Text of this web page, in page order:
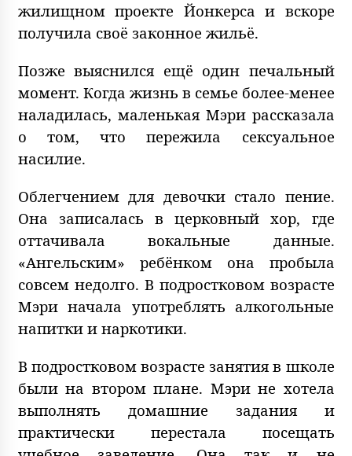
жилищном проекте Йонкерса и вскоре
получила своё законное жильё.
Позже выяснился ещё один печальный
момент. Когда жизнь в семье более-менее
наладилась, маленькая Мэри рассказала
о том, что пережила сексуальное
насилие.
Облегчением для девочки стало пение.
Она записалась в церковный хор, где
оттачивала вокальные данные.
«Ангельским» ребёнком она пробыла
совсем недолго. В подростковом возрасте
Мэри начала употреблять алкогольные
напитки и наркотики.
В подростковом возрасте занятия в школе
были на втором плане. Мэри не хотела
выполнять домашние задания и
практически перестала посещать